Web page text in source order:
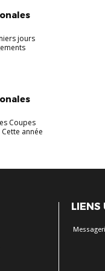
jours
Coupes
année
LIENS